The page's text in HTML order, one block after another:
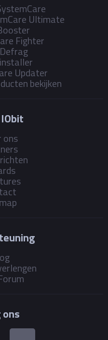
Ultimate
Fighter
Updater
bekijken
ons
ons